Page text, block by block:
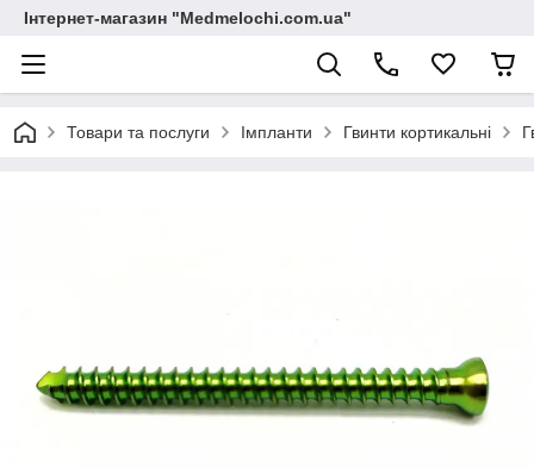
Інтернет-магазин "Medmelochi.com.ua"
Товари та послуги Імпланти Гвинти кортикальні